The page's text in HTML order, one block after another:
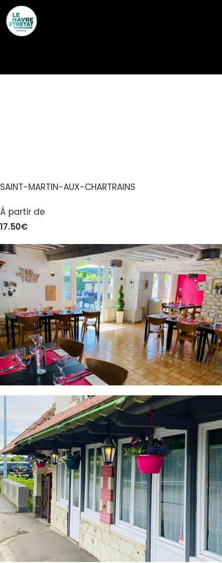
SAINT-MARTIN-AUX-CHARTRAINS
À partir de
17.50€
Cookies management panel